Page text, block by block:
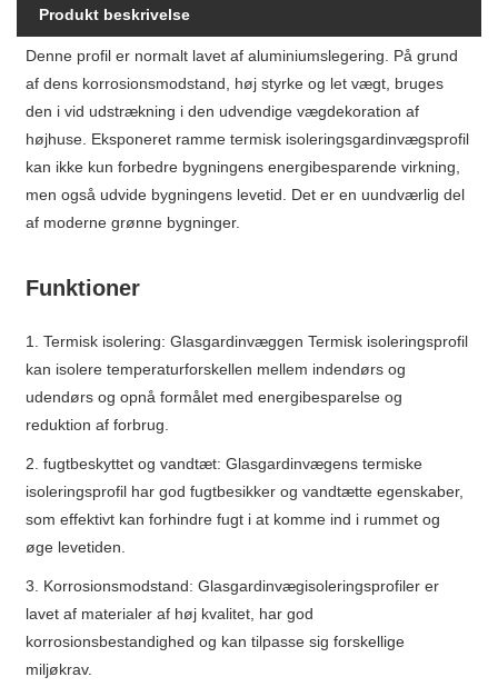
Produkt beskrivelse
Denne profil er normalt lavet af aluminiumslegering. På grund
af dens korrosionsmodstand, høj styrke og let vægt, bruges
den i vid udstrækning i den udvendige vægdekoration af
højhuse. Eksponeret ramme termisk isoleringsgardinvægsprofil
kan ikke kun forbedre bygningens energibesparende virkning,
men også udvide bygningens levetid. Det er en uundværlig del
af moderne grønne bygninger.
Funktioner
1. Termisk isolering: Glasgardinvæggen Termisk isoleringsprofil
kan isolere temperaturforskellen mellem indendørs og
udendørs og opnå formålet med energibesparelse og
reduktion af forbrug.
2. fugtbeskyttet og vandtæt: Glasgardinvægens termiske
isoleringsprofil har god fugtbesikker og vandtætte egenskaber,
som effektivt kan forhindre fugt i at komme ind i rummet og
øge levetiden.
3. Korrosionsmodstand: Glasgardinvægisoleringsprofiler er
lavet af materialer af høj kvalitet, har god
korrosionsbestandighed og kan tilpasse sig forskellige
miljøkrav.